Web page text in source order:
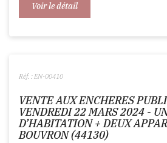
Voir le détail
VENTE AUX ENCHERES
VENDREDI 22 MARS 2024 -
D’HABITATION + DEUX
BOUVRON (44130)
Réf. : EN-00410